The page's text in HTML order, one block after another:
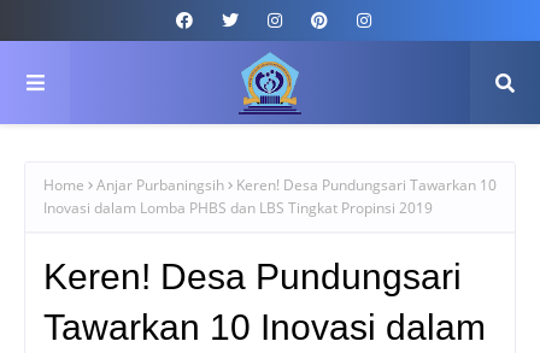
Home Anjar Purbaningsih
Keren! Desa Pundungsari Tawarkan 10
Inovasi dalam Lomba PHBS dan LBS Tingkat Propinsi 2019
Keren! Desa Pundungsari
Tawarkan 10 Inovasi dalam